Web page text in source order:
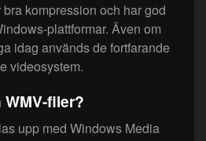
kompression och har god
plattformar. Även om
idag används de fortfarande
videosystem.
filer?
upp med Windows Media